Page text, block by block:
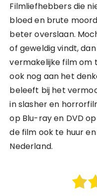
Filmliefhebbers die
bloed en brute
beter overslaan.
of geweldig vindt,
vermakelijke film om
ook nog aan het
beleeft bij het
in slasher en
op Blu-ray en DVD
de film ook te huur
Nederland.